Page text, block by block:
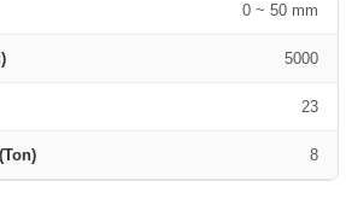
0 ~ 50 mm
5000
23
8